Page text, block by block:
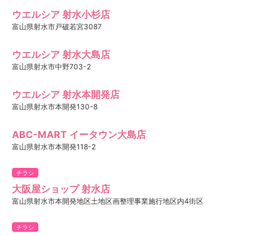
ウエルシア 射水小杉店
富山県射水市戸破若宮3087
ウエルシア 射水大島店
富山県射水市中野703-2
ウエルシア 射水本開発店
富山県射水市本開発130-8
ABC-MART イータウン大島店
富山県射水市本開発118-2
チラシ
大阪屋ショップ 射水店
富山県射水市本開発地区土地区画整理事業施行地区内4街区
チラシ